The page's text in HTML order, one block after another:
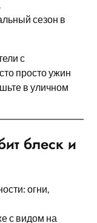
сезон в
с
просто ужин
в уличном
блеск и
огни,
с видом на